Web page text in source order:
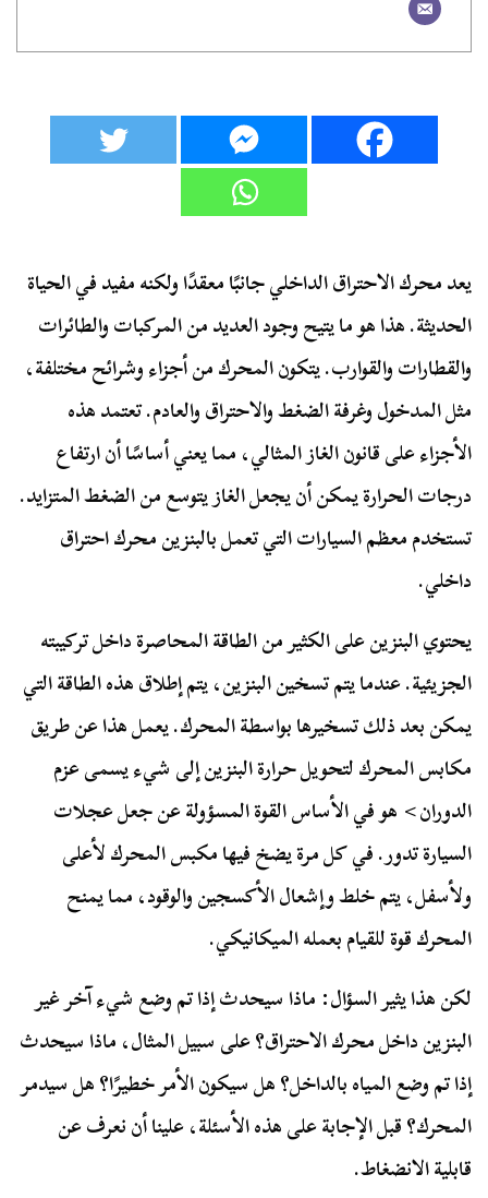
يعد محرك الاحتراق الداخلي جانبًا معقدًا ولكنه مفيد في الحياة
الحديثة. هذا هو ما يتيح وجود العديد من المركبات والطائرات
والقطارات والقوارب. يتكون المحرك من أجزاء وشرائح مختلفة،
مثل المدخول وغرفة الضغط والاحتراق والعادم. تعتمد هذه
الأجزاء على قانون الغاز المثالي، مما يعني أساسًا أن ارتفاع
درجات الحرارة يمكن أن يجعل الغاز يتوسع من الضغط المتزايد.
تستخدم معظم السيارات التي تعمل بالبنزين محرك احتراق
داخلي.
يحتوي البنزين على الكثير من الطاقة المحاصرة داخل تركيبته
الجزيئية. عندما يتم تسخين البنزين، يتم إطلاق هذه الطاقة التي
يمكن بعد ذلك تسخيرها بواسطة المحرك. يعمل هذا عن طريق
مكابس المحرك لتحويل حرارة البنزين إلى شيء يسمى عزم
الدوران> هو في الأساس القوة المسؤولة عن جعل عجلات
السيارة تدور. في كل مرة يضخ فيها مكبس المحرك لأعلى
ولأسفل، يتم خلط وإشعال الأكسجين والوقود، مما يمنح
المحرك قوة للقيام بعمله الميكانيكي.
لكن هذا يثير السؤال: ماذا سيحدث إذا تم وضع شيء آخر غير
البنزين داخل محرك الاحتراق؟ على سبيل المثال، ماذا سيحدث
إذا تم وضع المياه بالداخل؟ هل سيكون الأمر خطيرًا؟ هل سيدمر
المحرك؟ قبل الإجابة على هذه الأسئلة، علينا أن نعرف عن
قابلية الانضغاط.